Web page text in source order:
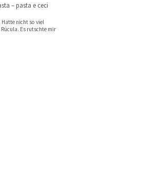
– pasta e ceci
Hatte nicht so viel
Es rutschte mir